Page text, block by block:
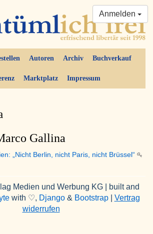
Autoren Archiv Buchverkauf
Marktplatz Impressum
Anmelden
Gallina
„Nicht Berlin, nicht Paris, nicht Brüssel“
Medien und Werbung KG | built and
with ♡, Django& Bootstrap| Vertrag
widerrufen